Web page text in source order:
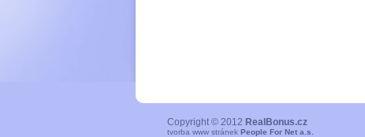
Copyright © 2012 RealBonus.cz
tvorba www stránek People For Net a.s.